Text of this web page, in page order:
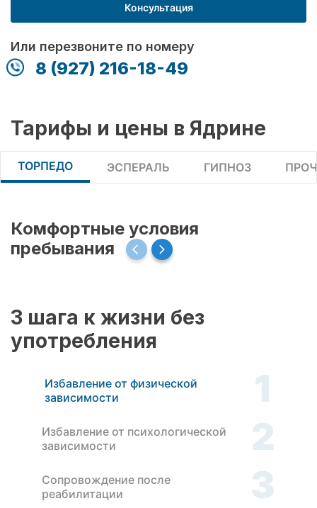
Консультация
Или перезвоните по номеру
8 (927) 216-18-49
Тарифы и цены в Ядрине
ТОРПЕДО ЭСПЕРАЛЬ ГИПНОЗ
Комфортные условия
пребывания
3 шага к жизни без
употребления
Избавление от физической
зависимости
1
Избавление от психологической
зависимости
2
Сопровождение после
реабилитации
3